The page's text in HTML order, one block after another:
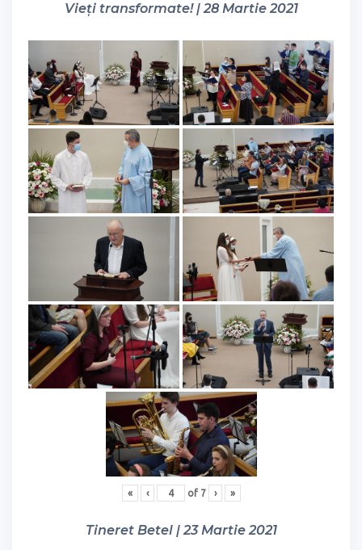
Vieți transformate! | 28 Martie 2021
« ‹ of 7 › »
Tineret Betel | 23 Martie 2021